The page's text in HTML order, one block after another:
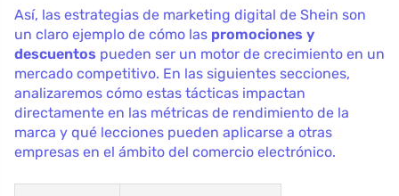
Así, las estrategias de marketing digital de Shein son
un claro ejemplo de cómo las promociones y
descuentos pueden ser un motor de crecimiento en un
mercado competitivo. En las siguientes secciones,
analizaremos cómo estas tácticas impactan
directamente en las métricas de rendimiento de la
marca y qué lecciones pueden aplicarse a otras
empresas en el ámbito del comercio electrónico.